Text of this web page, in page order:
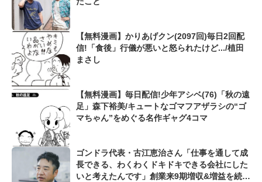
【無料漫画】かりあげクン(2097回)毎日2回配
信!「食後」行儀が悪いと怒られたけど.../植田
まさし
【無料漫画】毎日配信!少年アシベ(76)「秋の遠
足」森下裕美/キュートなゴマフアザラシの“ゴ
マちゃん”をめぐる名作ギャグ4コマ
ゴンドラ代表・古江恵治さん「仕事を通して成
長できる、わくわくドキドキできる会社にした
いと考えたんです」創業来9期増収&増益を続け